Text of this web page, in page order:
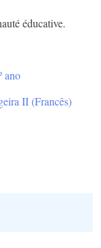
éducative.
ano
II (Francês)